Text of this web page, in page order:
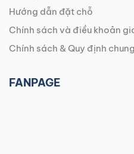
Hướng dẫn đặt chỗ
Chính sách và điều khoản
Chính sách & Quy định chung
FANPAGE